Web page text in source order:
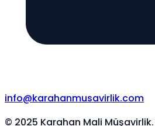
info@karahanmusavirlik.com
© 2025 Karahan Mali Müşavirlik.